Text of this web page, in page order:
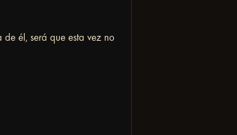
él, será que esta vez no